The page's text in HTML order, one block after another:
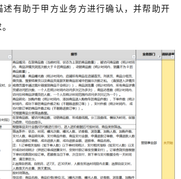
述有助于甲方业务方进行确认，并帮助开